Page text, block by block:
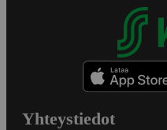
Yhteystiedot